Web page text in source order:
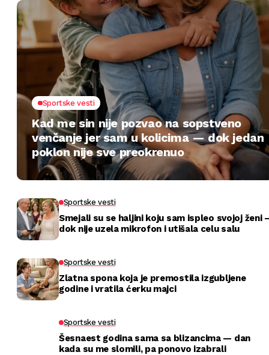
Sportske vesti
Kad me sin nije pozvao na sopstveno
venčanje jer sam u kolicima — dok jedan
poklon nije sve preokrenuo
Sportske vesti
Smejali su se haljini koju sam ispleo svojoj ženi
dok nije uzela mikrofon i utišala celu salu
Sportske vesti
Zlatna spona koja je premostila izgubljene
godine i vratila ćerku majci
Sportske vesti
Šesnaest godina sama sa blizancima — dan
kada su me slomili, pa ponovo izabrali